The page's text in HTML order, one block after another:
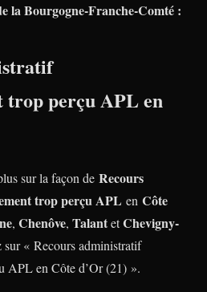
la Bourgogne-Franche-Comté :
trop perçu APL en
sur la façon de Recours
trop perçu APL en Côte
, Chenôve, TalantetChevigny-
« Recours administratif
APL en Côte d’Or (21) ».